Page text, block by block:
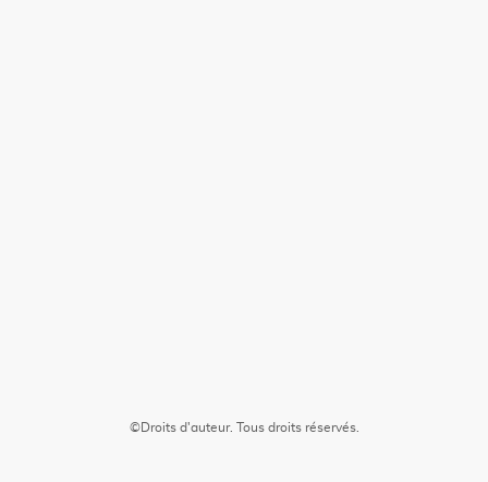
©Droits d'auteur. Tous droits réservés.